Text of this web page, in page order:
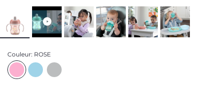
Couleur: ROSE